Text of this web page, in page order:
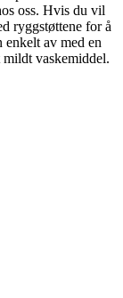
oss. Hvis du vil
ryggstøttene for å
enkelt av med en
vaskemiddel.